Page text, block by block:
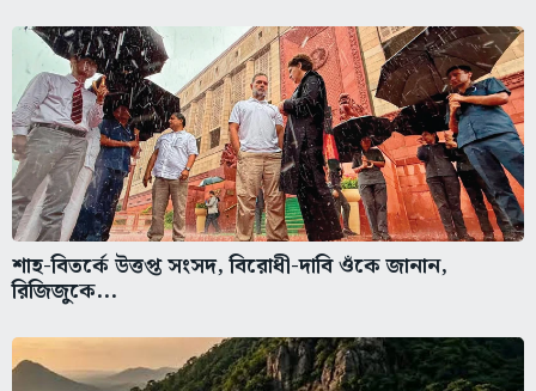
শাহ-বিতর্কে উত্তপ্ত সংসদ, বিরোধী-দাবি ওঁকে জানান,
রিজিজুকে...